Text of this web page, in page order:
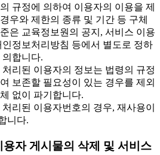
규정에 의하여 이용자의 이용을 제
우와 제한의 종류 및 기간 등 구체
은 교육정보원의 공지, 서비스 이용
인정보처리방침 등에서 별도로 정하
의합니다.
리된 이용자의 정보는 법령의 규정
보존할 필요성이 있는 경우를 제외
없이 파기합니다.
리된 이용자번호의 경우, 재사용이
니다.
용자 게시물의 삭제 및 서비스